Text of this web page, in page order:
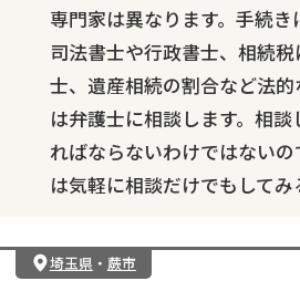
専門家は異なります。手続
司法書士や行政書士、相続
士、遺産相続の割合など法
は弁護士に相談します。相
ればならないわけではない
は気軽に相談だけでもしてみ
埼玉県 ・ 蕨市